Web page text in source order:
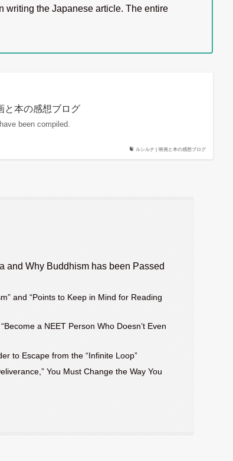
writing the Japanese article. The entire
ルシルナ | 映画と本の感想ブログ
と本の感想ブログ
been compiled.
and Why Buddhism has been Passed
and “Points to Keep in Mind for Reading
a NEET Person Who Doesn’t Even
to Escape from the “Infinite Loop”
You Must Change the Way You